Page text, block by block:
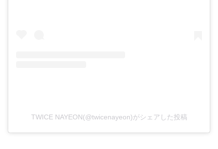
TWICE NAYEON(@twicenayeon)がシェアした投稿